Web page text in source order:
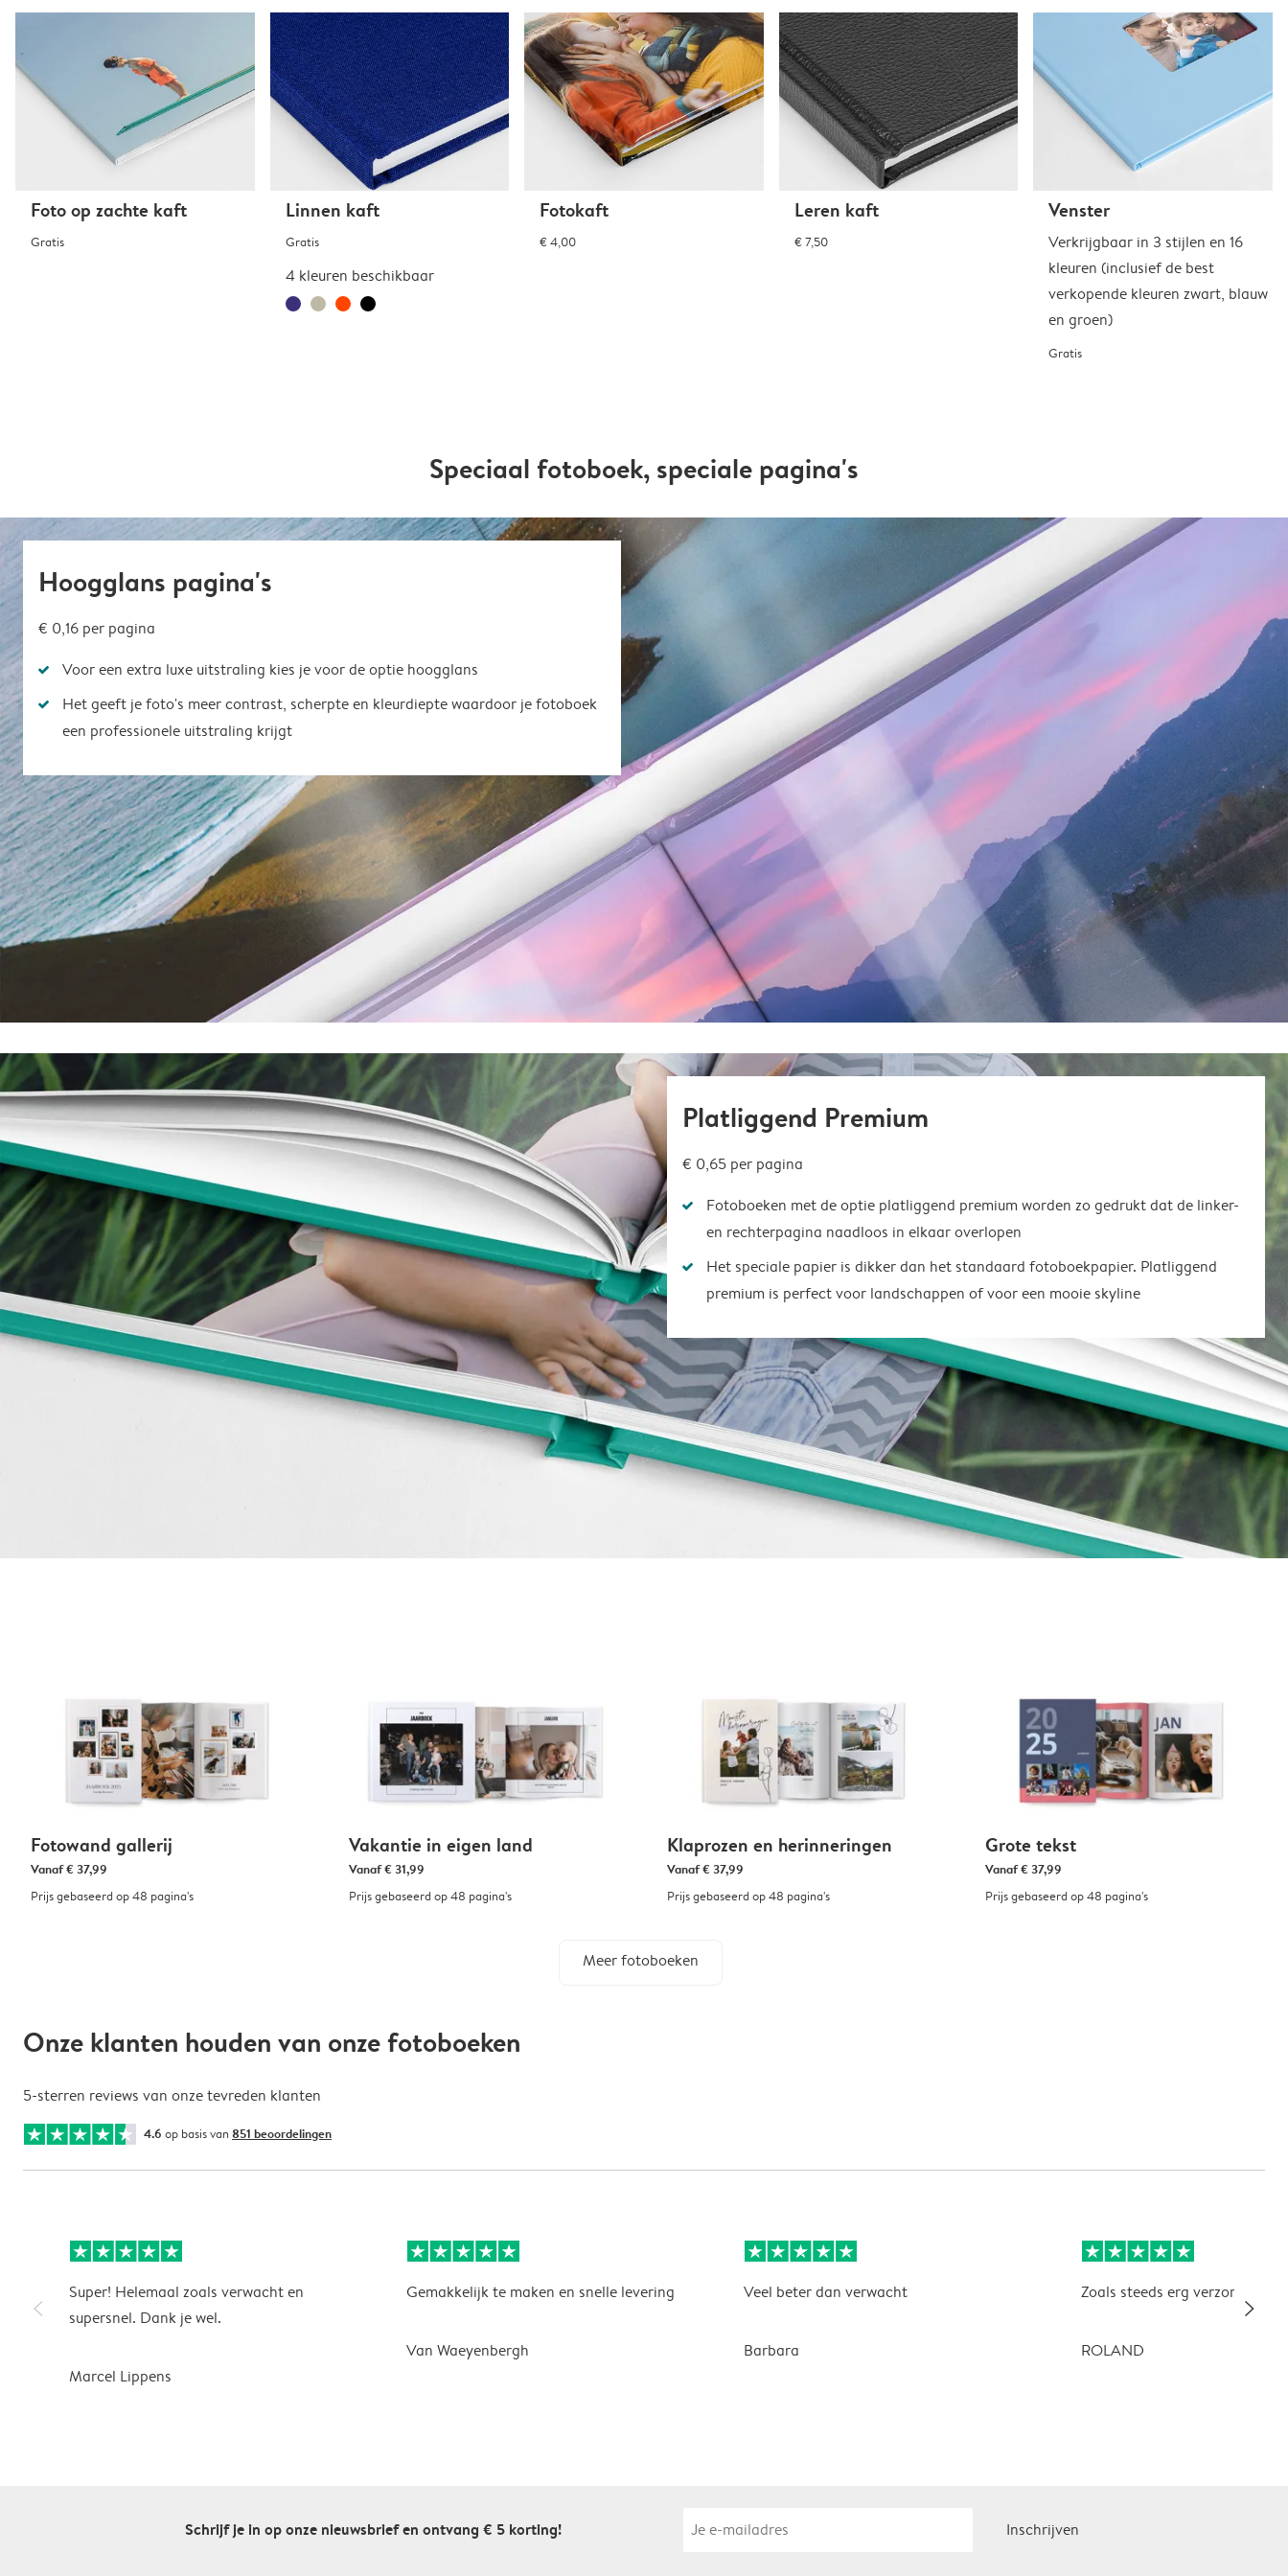
Foto op zachte kaft
Gratis
Linnen kaft
Gratis
4 kleuren beschikbaar
Fotokaft
€ 4,00
Leren kaft
€ 7,50
Venster
Verkrijgbaar in 3 stijlen en 16
kleuren (inclusief de best
verkopende kleuren zwart, blauw
en groen)
Gratis
Speciaal fotoboek, speciale pagina's
Hoogglans pagina's
€ 0,16 per pagina
Voor een extra luxe uitstraling kies je voor de optie hoogglans
Het geeft je foto's meer contrast, scherpte en kleurdiepte waardoor je fotoboek
een professionele uitstraling krijgt
Platliggend Premium
€ 0,65 per pagina
Fotoboeken met de optie platliggend premium worden zo gedrukt dat de linker-
en rechterpagina naadloos in elkaar overlopen
Het speciale papier is dikker dan het standaard fotoboekpapier. Platliggend
premium is perfect voor landschappen of voor een mooie skyline
Fotowand gallerij
Vanaf€ 37,99
Prijs gebaseerd op 48 pagina's
Vakantie in eigen land
Vanaf€ 31,99
Prijs gebaseerd op 48 pagina's
Klaprozen en herinneringen
Vanaf€ 37,99
Prijs gebaseerd op 48 pagina's
Grote tekst
Vanaf€ 37,99
Prijs gebaseerd op 48 pagina's
Meer fotoboeken
Onze klanten houden van onze fotoboeken
5-sterren reviews van onze tevreden klanten
4.6 op basis van 851 beoordelingen
slim_arrow_left
Super! Helemaal zoals verwacht en
supersnel. Dank je wel.
Marcel Lippens
Gemakkelijk te maken en snelle levering
Van Waeyenbergh
Veel beter dan verwacht
Barbara
Zoals steeds erg verzorgd en
ROLAND
slim_arrow_right
Schrijf je in op onze nieuwsbrief en ontvang € 5 korting! Inschrijven